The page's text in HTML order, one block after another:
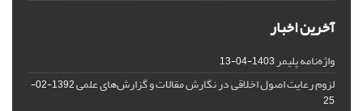
آخرین اخبار
واژه‌نامه پلیمر1403-04-13
لزوم رعایت اصول اخلاقی در نگارش مقالات و گزارش‌‌های علمی
1392-02-
25